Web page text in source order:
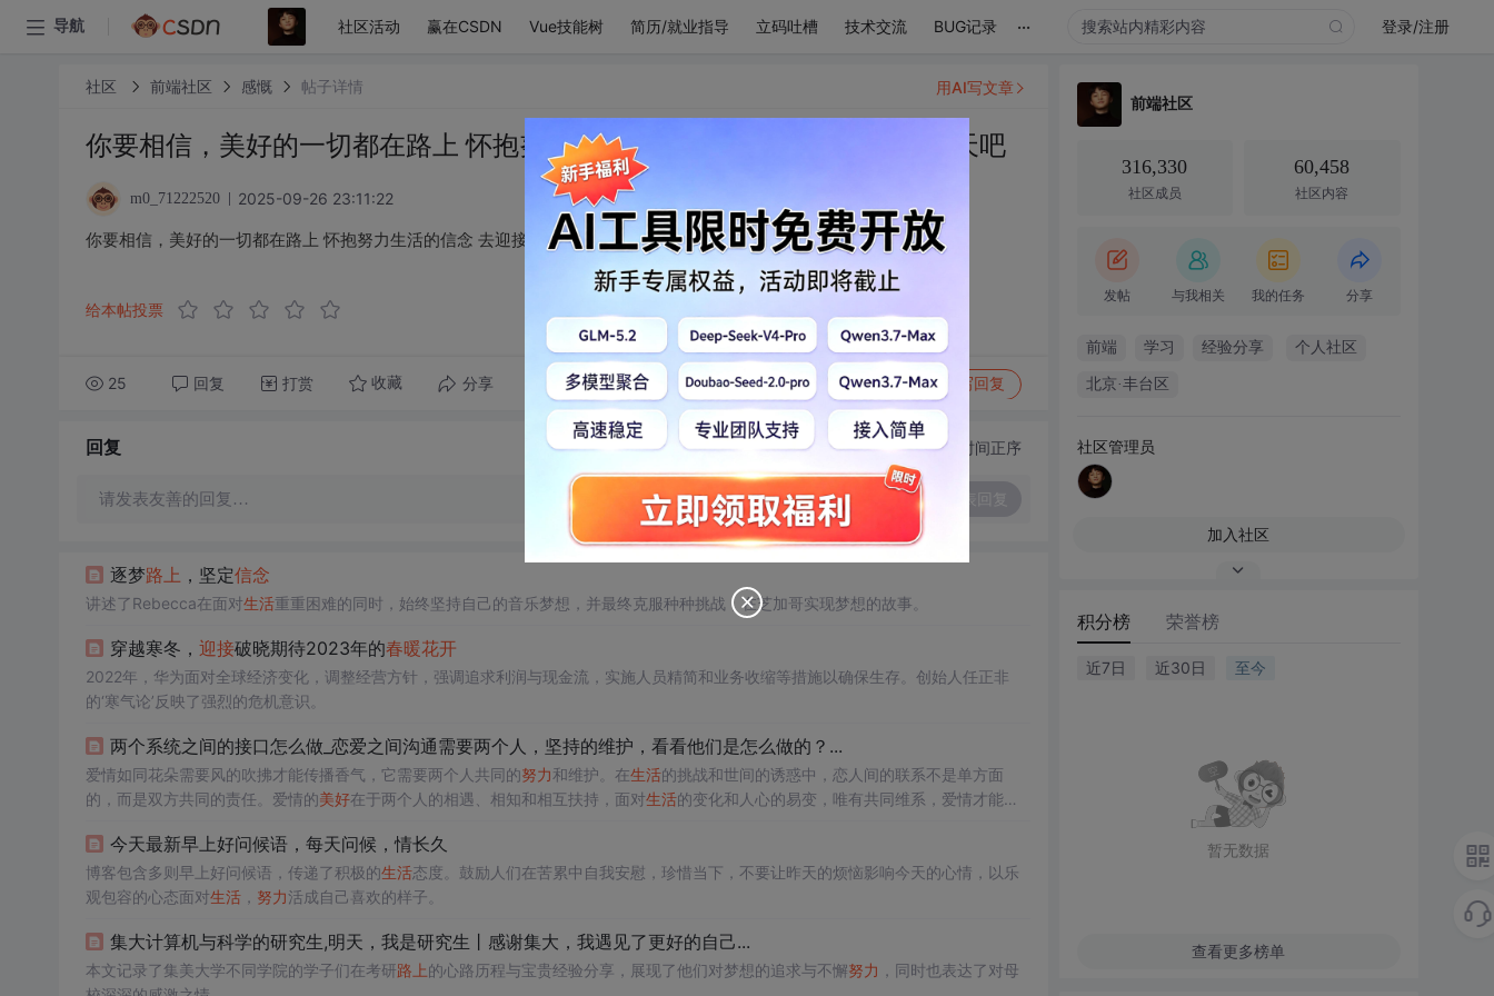
导航 社区活动 赢在CSDN Vue技能树 简历/就业指导 立码吐槽 技术交流 BUG记录 ... 登录/注册
社区 前端社区 感慨 帖子详情
你要相信，美好的一切都在路上 怀抱努力生活的信念 去迎接春暖花开的那天吧
m0_71222520 2025-09-26 23:11:22
你要相信，美好的一切都在路上 怀抱努力生活的信念 去迎接春暖花开的那天吧
给本帖投票
25 回复 打赏 收藏 分享 转发到动态 举报 写回复
用AI写文章
回复 切换为时间正序
请发表友善的回复…
逐梦路上 ，坚定信念
讲述了Rebecca在面对生活重重困难的同时，始终坚持自己的音乐梦想，并最终克服种种挑战，在芝加哥实现梦想的故事。
穿越寒冬， 迎接破晓期待2023年的春暖花开
2022年，华为面对全球经济变化，调整经营方针，强调追求利润与现金流，实施人员精简和业务收缩等措施以确保生存。创始人任正非
的‘寒气论’反映了强烈的危机意识。
两个系统之间的接口怎么做_恋爱之间沟通需要两个人，坚持的维护，看看他们是怎么做的？...
爱情如同花朵需要风的吹拂才能传播香气，它需要两个人共同的努力和维护。在生活的挑战和世间的诱惑中，恋人间的联系不是单方面
的，而是双方共同的责任。爱情的美好在于两个人的相遇、相知和相互扶持，面对生活的变化和人心的易变，唯有共同维系，爱情才能持
今天最新早上好问候语，每天问候，情长久
博客包含多则早上好问候语，传递了积极的生活态度。鼓励人们在苦累中自我安慰，珍惜当下，不要让昨天的烦恼影响今天的心情，以乐
观包容的心态面对生活， 努力活成自己喜欢的样子。
集大计算机与科学的研究生,明天，我是研究生丨感谢集大，我遇见了更好的自己...
本文记录了集美大学不同学院的学子们在考研路上的心路历程与宝贵经验分享，展现了他们对梦想的追求与不懈努力 ，同时也表达了对母
前端社区
316,330
社区成员
60,458
社区内容
发帖 与我相关 我的任务 分享
前端 学习 经验分享 个人社区
北京·丰台区
社区管理员
加入社区
积分榜 荣誉榜
近7日 近30日 至今
暂无数据
查看更多榜单